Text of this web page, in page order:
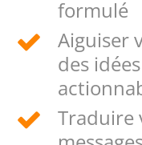
formulé
Aiguiser
des
Traduire